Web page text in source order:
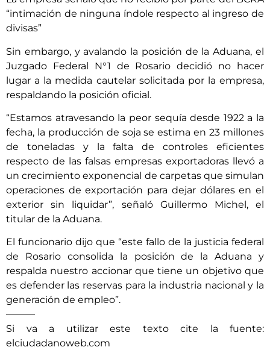
“intimación de ninguna índole respecto al ingreso de
divisas”
Sin embargo, y avalando la posición de la Aduana, el
Juzgado Federal N°1 de Rosario decidió no hacer
lugar a la medida cautelar solicitada por la empresa,
respaldando la posición oficial.
“Estamos atravesando la peor sequía desde 1922 a la
fecha, la producción de soja se estima en 23 millones
de toneladas y la falta de controles eficientes
respecto de las falsas empresas exportadoras llevó a
un crecimiento exponencial de carpetas que simulan
operaciones de exportación para dejar dólares en el
exterior sin liquidar”, señaló Guillermo Michel, el
titular de la Aduana.
El funcionario dijo que “este fallo de la justicia federal
de Rosario consolida la posición de la Aduana y
respalda nuestro accionar que tiene un objetivo que
es defender las reservas para la industria nacional y la
generación de empleo”.
———
Si va a utilizar este texto cite la fuente:
elciudadanoweb.com